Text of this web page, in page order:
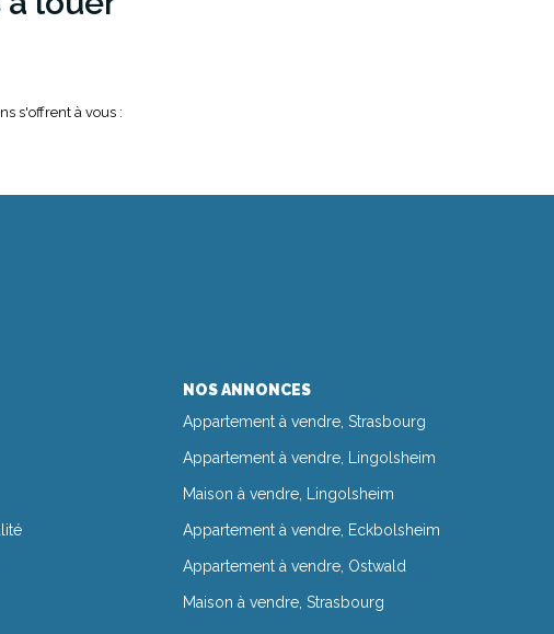
s'offrent à vous :
NOS ANNONCES
Appartement à vendre, Strasbourg
Appartement à vendre, Lingolsheim
Maison à vendre, Lingolsheim
Appartement à vendre, Eckbolsheim
Appartement à vendre, Ostwald
Maison à vendre, Strasbourg